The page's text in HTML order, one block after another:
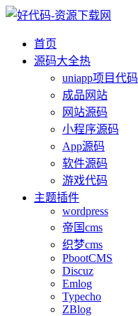
首页
源码大全热
uniapp项目代码
成品网站
网站源码
小程序源码
App源码
软件源码
游戏代码
主题插件
wordpress
帝国cms
织梦cms
PbootCMS
Discuz
Emlog
Typecho
ZBlog